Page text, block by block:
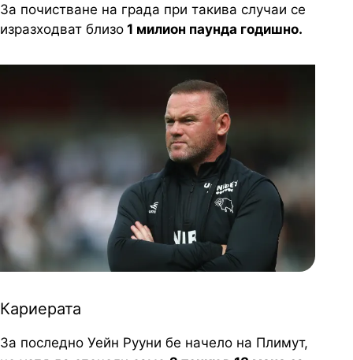
За почистване на града при такива случаи се
изразходват близо 1 милион паунда годишно.
Кариерата
За последно Уейн Рууни бе начело на Плимут,